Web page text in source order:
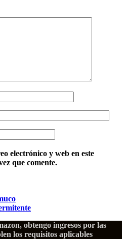
electrónico y web en este
que comente.
obtengo ingresos por las
los requisitos aplicables